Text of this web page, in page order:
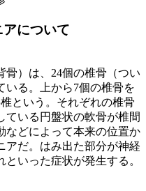
について
骨）は、24個の椎骨（つい
いる。上から7個の椎骨を
という。それぞれの椎骨
ている円盤状の軟骨が椎間
などによって本来の位置か
アだ。はみ出た部分が神経
いった症状が発生する。